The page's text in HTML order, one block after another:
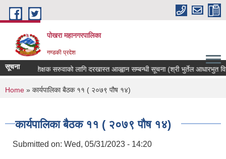
Skip to main content
पोखरा महानगरपालिका
गण्डकी प्रदेश
सूचना शिक्षक सरुवाको लागि दरखास्त आव्ह्वान सम्बन्धी सूचना (श्री भुर्तेल आधारभुत
You are here
Home » कार्यपालिका बैठक ११ ( २०७९ पौष १४)
कार्यपालिका बैठक ११ ( २०७९ पौष १४)
Submitted on: Wed, 05/31/2023 - 14:20